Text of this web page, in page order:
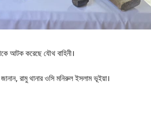
আটক করেছে যৌথ বাহিনী।
রামু থানার ওসি মনিরুল ইসলাম ভূইয়া।